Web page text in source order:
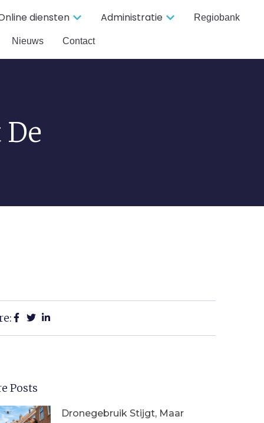
diensten Administratie Regiobank
Nieuws Contact
Posts
Dronegebruik Stijgt, Maar